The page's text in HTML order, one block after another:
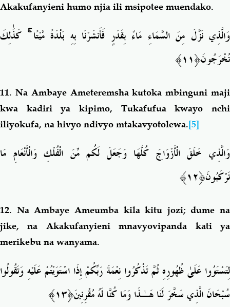
Akakufanyieni humo njia ili msipotee muendako.
وَالَّذِي نَزَّلَ مِنَ السَّمَاءِ مَاءً بِقَدَرٍ فَأَنشَرْنَا بِهِ بَلْدَةً مَّيْتًاۚ كَذَٰلِكَ
تُخْرَجُونَ﴿١١﴾
11. Na Ambaye Ameteremsha kutoka mbinguni maji
kwa kadiri ya kipimo, Tukafufua kwayo nchi
iliyokufa, na hivyo ndivyo mtakavyotolewa.[5]
وَالَّذِي خَلَقَ الْأَزْوَاجَ كُلَّهَا وَجَعَلَ لَكُم مِّنَ الْفُلْكِ وَالْأَنْعَامِ مَا
تَرْكَبُونَ﴿١٢﴾
12. NaAmbaye Ameumba kila kitu jozi; dume na
jike, na Akakufanyieni mnavyovipanda kati ya
merikebu na wanyama.
لِتَسْتَوُوا عَلَىٰ ظُهُورِهِ ثُمَّ تَذْكُرُوا نِعْمَةَ رَبِّكُمْ إِذَا اسْتَوَيْتُمْ عَلَيْهِ وَتَقُولُوا
سُبْحَانَ الَّذِي سَخَّرَ لَنَا هَـٰذَا وَمَا كُنَّا لَهُ مُقْرِنِينَ﴿١٣﴾